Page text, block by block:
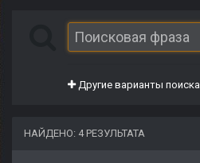
Другие варианты поиска
НАЙДЕНО: 4 РЕЗУЛЬТАТА